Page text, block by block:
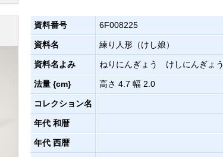
資料番号 6F008225
資料名 練り人形（けし娘）
資料名よみ ねりにんぎょう けしにんぎょう
法量 {cm} 高さ 4.7 幅 2.0
コレクション名
年代 和暦
年代 西暦